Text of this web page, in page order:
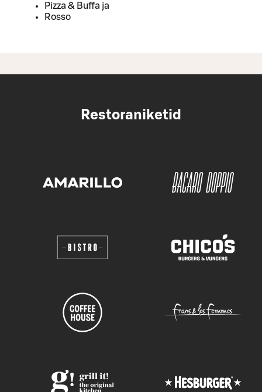
Pizza & Buffa ja
Rosso
Restoraniketid